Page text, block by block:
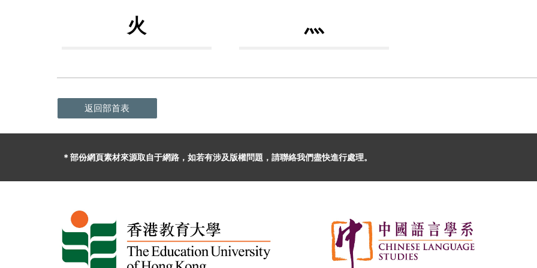
火 灬
返回部首表
＊部份網頁素材來源取自于網路， 如若有涉及版權問題 ，請聯絡我們盡快進行處理。